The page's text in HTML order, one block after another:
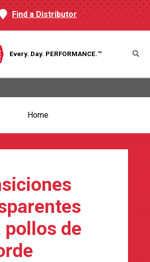
Find a Distributor
Every. Day. PERFORMANCE.™
Home
pollos de